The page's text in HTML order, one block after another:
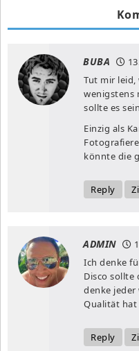
BUBA
Tut mir leid,
wenigstens
sollte es
Einzig als
könnte die
Reply
ADMIN
Ich denke
Disco sollte
denke jeder
Qualität hat
Reply